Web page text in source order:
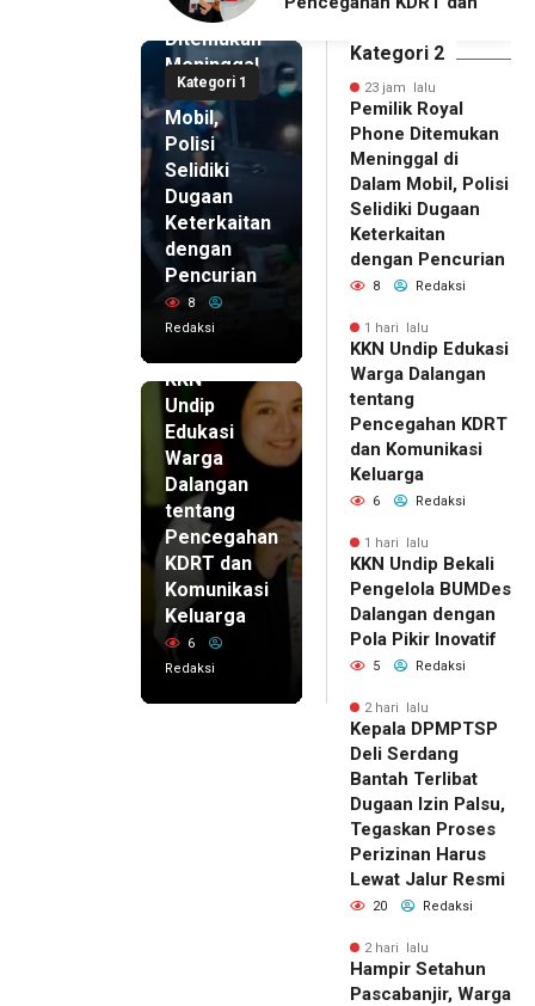
Kategori 1
Phone
Ditemukan
Meninggal
di Dalam
Mobil,
Polisi
Selidiki
Dugaan
Keterkaitan
dengan
Pencurian
8
Redaksi
KKN
Undip
Edukasi
Warga
Dalangan
tentang
Pencegahan
KDRT dan
Komunikasi
Keluarga
6
Redaksi
Kategori 2
23 jam lalu
Pemilik Royal
Phone Ditemukan
Meninggal di
Dalam Mobil, Polisi
Selidiki Dugaan
Keterkaitan
dengan Pencurian
8 Redaksi
1 hari lalu
KKN Undip Edukasi
Warga Dalangan
tentang
Pencegahan KDRT
dan Komunikasi
Keluarga
6 Redaksi
1 hari lalu
KKN Undip Bekali
Pengelola BUMDes
Dalangan dengan
Pola Pikir Inovatif
5 Redaksi
2 hari lalu
Kepala DPMPTSP
Deli Serdang
Bantah Terlibat
Dugaan Izin Palsu,
Tegaskan Proses
Perizinan Harus
Lewat Jalur Resmi
20 Redaksi
2 hari lalu
Hampir Setahun
Pascabanjir, Warga